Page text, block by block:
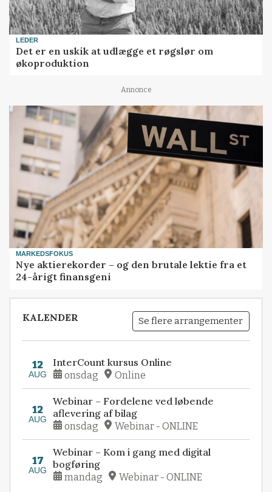
LEDER
Det er en uskik at udlægge et røgslør om
økoproduktion
Annonce
MARKEDSFOKUS
Nye aktierekorder – og den brutale lektie fra et
24-årigt finansgeni
KALENDER Se flere arrangementer
12
AUG
InterCount kursus Online
onsdag Online
12
AUG
Webinar – Fordelene ved løbende
aflevering af bilag
onsdag Webinar - ONLINE
17
AUG
Webinar – Kom i gang med digital
bogføring
mandag Webinar - ONLINE